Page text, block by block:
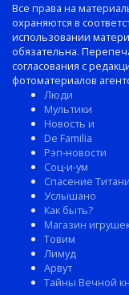
Все права на
охраняются в
использовании
обязательна.
согласования с
фотоматериалов
Люди
Мультики
Новость и
De Familia
Рэп-новости
Соц-и-ум
Спасение
Услышано
Как быть?
Магазин
Товим
Лимуд
Арвут
Тайны Вечной